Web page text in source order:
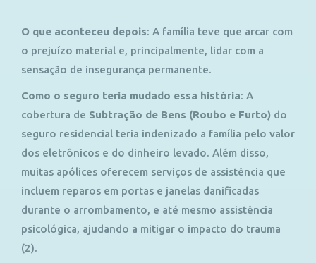
O que aconteceu depois: A família teve que arcar com
o prejuízo material e, principalmente, lidar com a
sensação de insegurança permanente.
Como o seguro teria mudado essa história: A
cobertura de Subtração de Bens (Roubo e Furto) do
seguro residencial teria indenizado a família pelo valor
dos eletrônicos e do dinheiro levado. Além disso,
muitas apólices oferecem serviços de assistência que
incluem reparos em portas e janelas danificadas
durante o arrombamento, e até mesmo assistência
psicológica, ajudando a mitigar o impacto do trauma
(2).